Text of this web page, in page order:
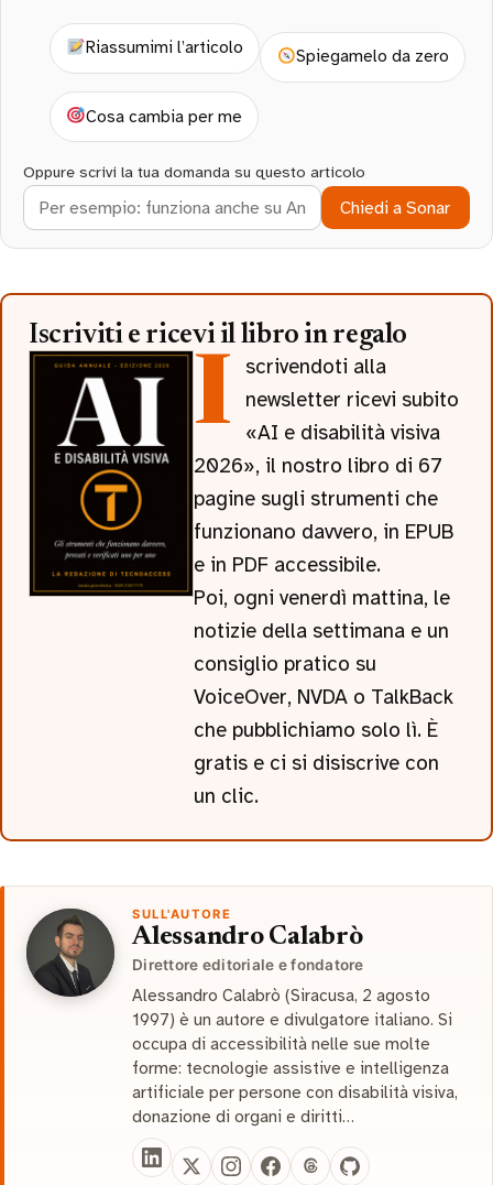
Riassumimi l’articolo Spiegamelo da zero
Cosa cambia per me
Oppure scrivi la tua domanda su questo articolo
Chiedi a Sonar
Iscriviti e ricevi il libro in regalo
Iscrivendoti alla
newsletter ricevi subito
«AI e disabilità visiva
2026», il nostro libro di 67
pagine sugli strumenti che
funzionano davvero, in EPUB
e in PDF accessibile.
Poi, ogni venerdì mattina, le
notizie della settimana e un
consiglio pratico su
VoiceOver, NVDA o TalkBack
che pubblichiamo solo lì. È
gratis e ci si disiscrive con
un clic.
SULL'AUTORE
Alessandro Calabrò
Direttore editoriale e fondatore
Alessandro Calabrò (Siracusa, 2 agosto
1997) è un autore e divulgatore italiano. Si
occupa di accessibilità nelle sue molte
forme: tecnologie assistive e intelligenza
artificiale per persone con disabilità visiva,
donazione di organi e diritti…